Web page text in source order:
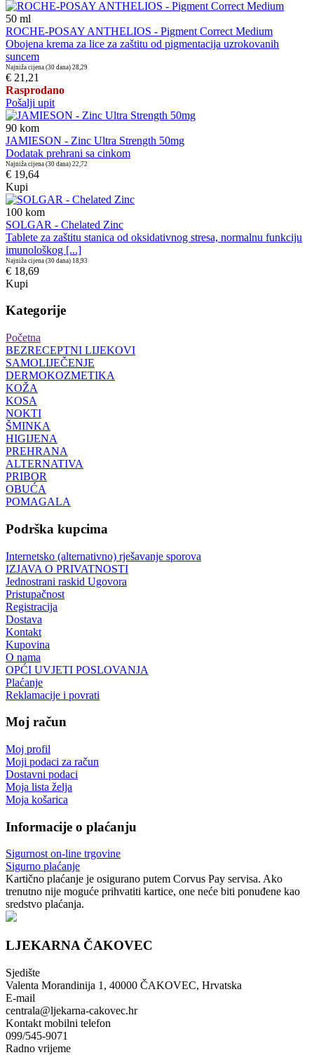
50 ml
ROCHE-POSAY ANTHELIOS - Pigment Correct Medium
Obojena krema za lice za zaštitu od pigmentacija uzrokovanih
suncem
Najniža cijena (30 dana) 28,29
€ 21,21
Rasprodano
Pošalji upit
90 kom
JAMIESON - Zinc Ultra Strength 50mg
Dodatak prehrani sa cinkom
Najniža cijena (30 dana) 22,72
€ 19,64
Kupi
100 kom
SOLGAR - Chelated Zinc
Tablete za zaštitu stanica od oksidativnog stresa, normalnu funkciju
imunološkog [...]
Najniža cijena (30 dana) 18,93
€ 18,69
Kupi
Kategorije
Početna
BEZRECEPTNI LIJEKOVI
SAMOLIJEČENJE
DERMOKOZMETIKA
KOŽA
KOSA
NOKTI
ŠMINKA
HIGIJENA
PREHRANA
ALTERNATIVA
PRIBOR
OBUĆA
POMAGALA
Podrška kupcima
Internetsko (alternativno) rješavanje sporova
IZJAVA O PRIVATNOSTI
Jednostrani raskid Ugovora
Pristupačnost
Registracija
Dostava
Kontakt
Kupovina
O nama
OPĆI UVJETI POSLOVANJA
Plaćanje
Reklamacije i povrati
Moj račun
Moj profil
Moji podaci za račun
Dostavni podaci
Moja lista želja
Moja košarica
Informacije o plaćanju
Sigurnost on-line trgovine
Sigurno plaćanje
Kartično plaćanje je osigurano putem Corvus Pay servisa. Ako
trenutno nije moguće prihvatiti kartice, one neće biti ponuđene kao
sredstvo plaćanja.
LJEKARNA ČAKOVEC
Sjedište
Valenta Morandinija 1, 40000 ČAKOVEC, Hrvatska
E-mail
centrala@ljekarna-cakovec.hr
Kontakt mobilni telefon
099/545-9071
Radno vrijeme